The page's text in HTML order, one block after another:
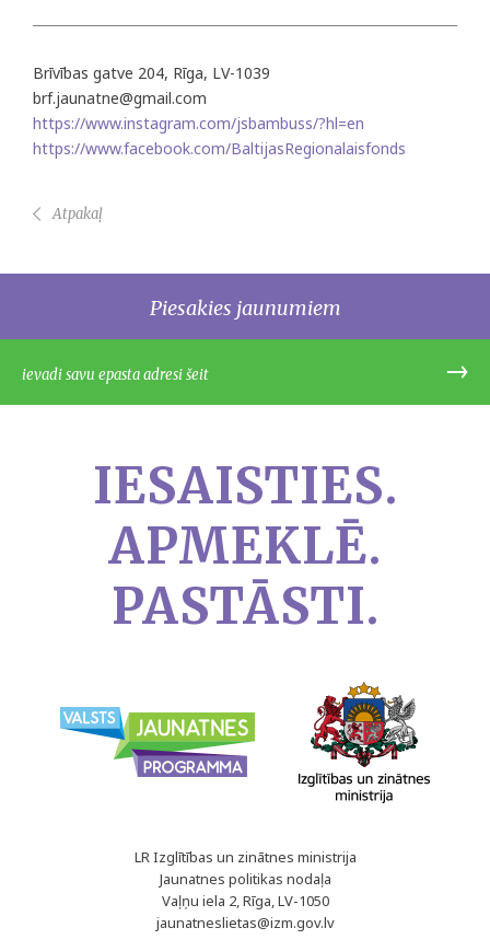
Brīvības gatve 204, Rīga, LV-1039
brf.jaunatne@gmail.com
https://www.instagram.com/jsbambuss/?hl=en
https://www.facebook.com/BaltijasRegionalaisfonds
Atpakaļ
Piesakies jaunumiem
IESAISTIES.
APMEKLĒ.
PASTĀSTI.
LR Izglītības un zinātnes ministrija
Jaunatnes politikas nodaļa
Vaļņu iela 2, Rīga, LV-1050
jaunatneslietas@izm.gov.lv